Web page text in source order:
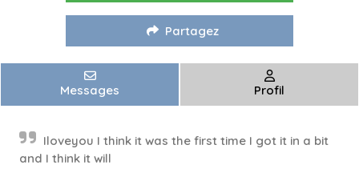
Partagez
Messages Profil
Iloveyou I think it was the first time I got it in a bit
and I think it will